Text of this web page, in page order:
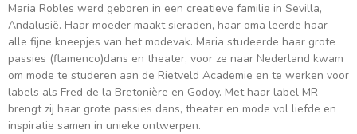
Maria Robles werd geboren in een creatieve familie in Sevilla,
Andalusië. Haar moeder maakt sieraden, haar oma leerde haar
alle fijne kneepjes van het modevak. Maria studeerde haar grote
passies (flamenco)dans en theater, voor ze naar Nederland kwam
om mode te studeren aan de Rietveld Academie en te werken voor
labels als Fred de la Bretonière en Godoy. Met haar label MR
brengt zij haar grote passies dans, theater en mode vol liefde en
inspiratie samen in unieke ontwerpen.